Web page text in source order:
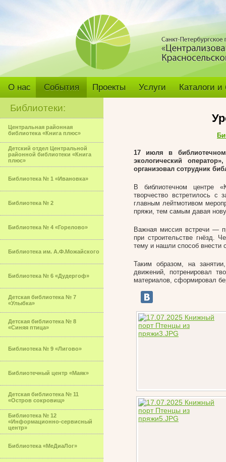
О нас События Проекты Услуги Каталоги
Библиотеки:
Центральная районная
библиотека «Книга плюс»
Детский отдел Центральной
районной библиотеки «Книга
плюс»
Библиотека № 1 «Ивановка»
Библиотека № 2
Библиотека № 4 «Горелово»
Библиотека им. А.Ф.Можайского
Библиотека № 6 «Дудергоф»
Детская библиотека № 7
«Улыбка»
Детская библиотека № 8
«Синяя птица»
Библиотека № 9 «Лигово»
Библиотечный центр «Маяк»
Детская библиотека № 11
«Остров сокровищ»
Библиотека № 12
«Информационно-сервисный
центр»
Библиотека «МеДиаЛог»
17 июля в
экологический
организовал сотрудник
В библиотечном центре
творчество встретилось с
главным лейтмотивом
пряжи, тем самым давая
Важная миссия встречи —
при строительстве гнёзд.
тему и нашли способ внести
Таким образом, на
движений, потренировал
материалов, сформировал